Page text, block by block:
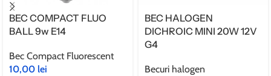
BEC COMPACT FLUO
BALL 9w E14
Bec Compact Fluorescent
10,00 lei
BEC HALOGEN
DICHROIC MINI 20W 12V
G4
Becuri halogen